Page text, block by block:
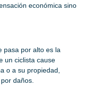
económica sino
pasa por alto es la
un ciclista cause
o a su propiedad,
daños.